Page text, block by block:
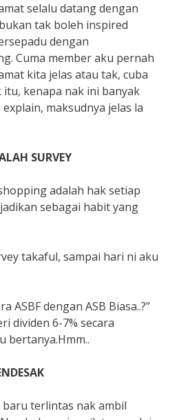
selalu datang dengan
tak boleh inspired
dengan
Cuma member aku pernah
kita jelas atau tak, cuba
kenapa nak ini banyak
maksudnya jelas la
SURVEY
adalah hak setiap
sebagai habit yang
takaful, sampai hari ni aku
ASBF dengan ASB Biasa..?”
dividen 6-7% secara
bertanya.Hmm..
baru terlintas nak ambil